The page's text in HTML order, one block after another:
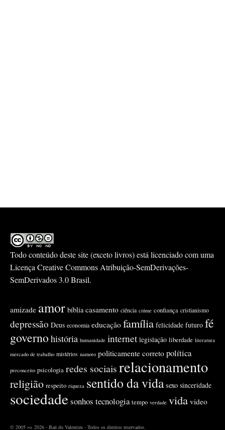
Todo conteúdo deste site (exceto livros) está licenciado com uma
LicençaCreative Commons Atribuição-SemDerivações-
SemDerivados 3.0 Brasil.
amizade amor bíblia casamento ciência ciúme confiança cristianismo
depressão Deus economia educação família felicidade futuro fé
governo história humanidade internet legislação liberdade literatura
mercado de trabalho mistérios namoro politicamente correto política
preconceito psicologia redes sociaisrelacionamento
religião respeito riqueza sentido da vida sexo sinceridade
sociedadesonhos tecnologia tempo verdade vida video
© 2005 ~> 2026 - Baú do Valentim - Todos os direitos reservados.